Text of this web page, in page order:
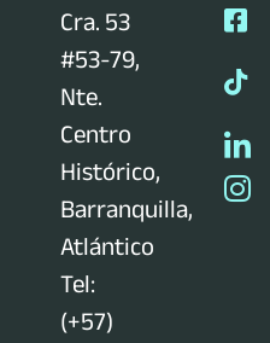
Cra. 53
#53-79,
Nte.
Centro
Histórico,
Barranquilla,
Atlántico
Tel:
(+57)